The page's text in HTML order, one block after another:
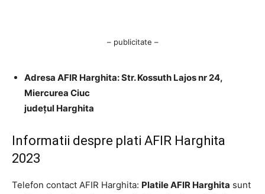
– publicitate –
Adresa AFIR Harghita: Str. Kossuth Lajos nr 24,
Miercurea Ciuc
județul Harghita
Informatii despre plati AFIR Harghita
2023
Telefon contact AFIR Harghita: Platile AFIR Harghita sunt